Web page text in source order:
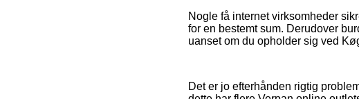
Nogle få internet virksomheder
for en bestemt sum. Derudover
uanset om du opholder sig ved
Det er jo efterhånden rigtig